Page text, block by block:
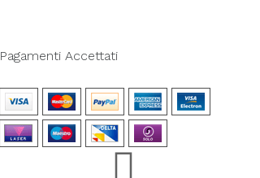
Pagamenti Accettati